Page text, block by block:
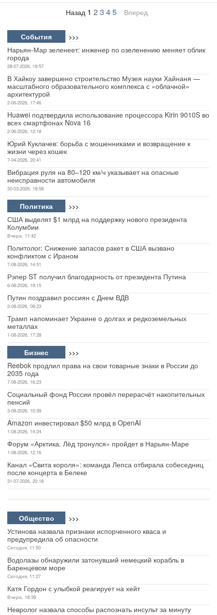
Назад 1 2 3 45 Вперед
События >>>
Нарьян-Мар зеленеет: инженер по озеленению меняет облик
города
28-07-2026, 19:57
В Хайкоу завершено строительство Музея науки Хайнаня —
масштабного образовательного комплекса с «облачной»
архитектурой
2-06-2026, 17:46
Huawei подтвердила использование процессора Kirin 9010S во
всех смартфонах Nova 16
2-06-2026, 12:18
Юрий Куклачев: борьба с мошенниками и возвращение к
жизни через кошек
7-04-2026, 20:41
Вибрация руля на 80–120 км/ч указывает на опасные
неисправности автомобиля
30-03-2026, 19:58
Политика >>>
США выделят $1 млрд на поддержку нового президента
Колумбии
Вчера, 11:42
Политолог: Снижение запасов ракет в США вызвано
конфликтом с Ираном
7-08-2026, 14:51
Рэпер ST получил благодарность от президента Путина
6-08-2026, 19:15
Путин поздравил россиян с Днем ВДВ
2-08-2026, 09:23
Трамп напоминает Украине о долгах и редкоземельных
металлах
1-08-2026, 17:28
Бизнес >>>
Reebok продлил права на свои товарные знаки в России до
2035 года
7-08-2026, 16:23
Социальный фонд России провёл перерасчёт накопительных
пенсий
3-08-2026, 10:39
Amazon инвестировал $50 млрд в OpenAI
1-08-2026, 14:24
Форум «Арктика. Лёд тронулся» пройдет в Нарьян-Маре
1-08-2026, 12:16
Канал «Свита короля»: команда Лепса отбирала собеседниц
после концерта в Белеке
31-07-2026, 20:18
Общество >>>
Устинова назвала признаки испорченного кваса и
предупредила об опасности
Сегодня, 11:50
Водолазы обнаружили затонувший немецкий корабль в
Баренцевом море
Сегодня, 11:27
Катя Гордон с улыбкой реагирует на хейт
Вчера, 18:39
Невролог назвала способы распознать инсульт за минуту